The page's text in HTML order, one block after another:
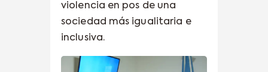
violencia en pos de una
sociedad más igualitaria e
inclusiva.